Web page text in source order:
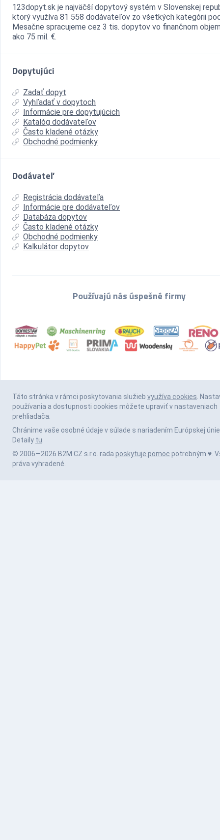
123dopyt.sk je najväčší dopytový systém v Slovenskej
ktorý využíva 81 558 dodávateľov zo všetkých kategórii
Mesačne spracujeme cez 3 tis. dopytov vo finančnom
ako 75 mil. €.
Dopytujúci
Zadať dopyt
Vyhľadať v dopytoch
Informácie pre dopytujúcich
Katalóg dodávateľov
Často kladené otázky
Obchodné podmienky
Dodávateľ
Registrácia dodávateľa
Informácie pre dodávateľov
Databáza dopytov
Často kladené otázky
Obchodné podmienky
Kalkulátor dopytov
Používajú nás úspešné firmy
Táto stránka v rámci poskytovania služieb využíva cookies.
používania a dostupnosti cookies môžete upraviť v nastaveniach
prehliadača.
Chránime vaše osobné údaje v súlade s nariadením Európskej únie
Detaily tu.
© 2006—2026 B2M.CZ s.r.o. rada poskytuje pomoc potrebným ♥️.
práva vyhradené.